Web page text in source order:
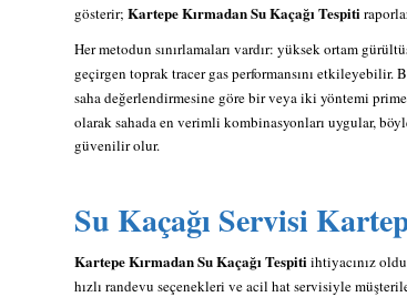
gösterir; Kartepe Kırmadan Su Kaçağı Tespiti
Her metodun sınırlamaları vardır: yüksek ortam
geçirgen toprak tracer gas performansını etkileyebilir.
saha değerlendirmesine göre bir veya iki yöntemi
olarak sahada en verimli kombinasyonları uygular,
güvenilir olur.
Su Kaçağı Servisi
Kartepe Kırmadan Su Kaçağı Tespiti ihtiyacınız
hızlı randevu seçenekleri ve acil hat servisiyle